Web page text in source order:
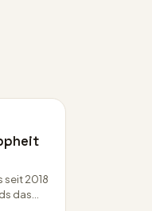
seit 2018
das